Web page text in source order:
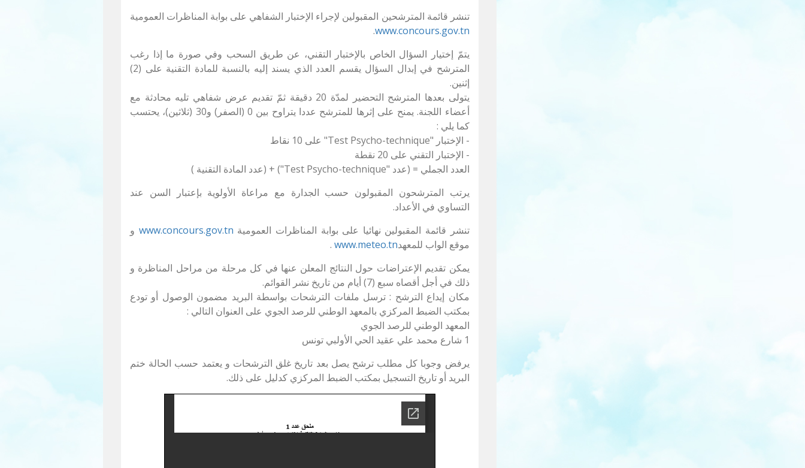
تنشر قائمة المترشحين المقبولين لإجراء الإختبار الشفاهي على بوابة المناظرات العمومية
www.concours.gov.tn
.
يتمّ إختيار السؤال الخاص بالإختبار التقني، عن طريق السحب وفي صورة ما إذا رغب
المترشح في إبدال السؤال يقسم العدد الذي يسند إليه بالنسبة للمادة التقنية على (2)
إثنين.
يتولى بعدها المترشح التحضير لمدّة 20 دقيقة ثمّ تقديم عرض شفاهي تليه محادثة مع
أعضاء اللجنة. يمنح على إثرها للمترشح عددا يتراوح بين 0 (الصفر) و30 (ثلاثين)، يحتسب
كما يلي :
- الإختبار "Test Psycho-technique" على 10 نقاط
- الإختبار التقني على 20 نقطة
العدد الجملي = (عدد "Test Psycho-technique") + (عدد المادة التقنية )
يرتب المترشحون المقبولون حسب الجدارة مع مراعاة الأولوية بإعتبار السن عند
التساوي في الأعداد.
تنشر قائمة المقبولين نهائيا على بوابة المناظرات العمومية www.concours.gov.tn و
موقع الواب للمعهدwww.meteo.tn
.
يمكن تقديم الإعتراضات حول النتائج المعلن عنها في كل مرحلة من مراحل المناظرة و
ذلك في أجل أقصاه سبع (7) أيام من تاريخ نشر القوائم.
مكان إيداع الترشح : ترسل ملفات الترشحات بواسطة البريد مضمون الوصول أو تودع
بمكتب الضبط المركزي بالمعهد الوطني للرصد الجوي على العنوان التالي :
المعهد الوطني للرصد الجوي
1 شارع محمد علي عقيد الحي الأولبي تونس
يرفض وجوبا كل مطلب ترشح يصل بعد تاريخ غلق الترشحات و يعتمد حسب الحالة ختم
البريد أو تاريخ التسجيل بمكتب الضبط المركزي كدليل على ذلك.